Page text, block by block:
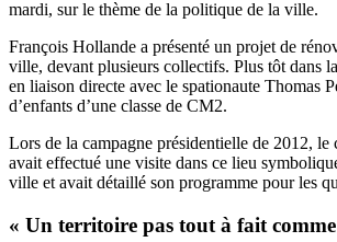
mardi, sur le thème de la politique de la ville.
François Hollande a présenté un projet de
ville, devant plusieurs collectifs. Plus tôt dans
en liaison directe avec le spationaute Thomas
d’enfants d’une classe de CM2.
Lors de la campagne présidentielle de 2012, le
avait effectué une visite dans ce lieu
ville et avait détaillé son programme pour les
« Un territoire pas tout à fait comme